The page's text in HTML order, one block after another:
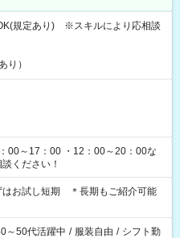
規定あり) ※スキルにより応相談
り）
00～17：00 ・12：00～20：00な
ください！
はお試し短期 ＊長期もご紹介可能
～50代活躍中 / 服装自由 / シフト勤